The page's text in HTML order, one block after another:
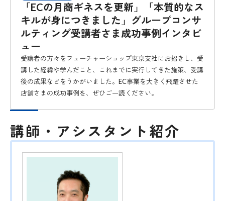
「ECの月商ギネスを更新」「本質的なス
キルが身につきました」グループコンサ
ルティング受講者さま成功事例インタビ
ュー
受講者の方々をフューチャーショップ東京支社にお招きし、受
講した経緯や学んだこと、これまでに実行してきた施策、受講
後の成果などをうかがいました。EC事業を大きく飛躍させた
店舗さまの成功事例を、ぜひご一読ください。
講師・アシスタント紹介